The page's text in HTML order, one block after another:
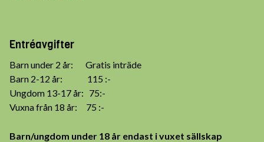
Entréavgifter
Barn under 2 år: Gratis inträde
Barn 2-12 år: 115 :-
Ungdom 13-17 år: 75:-
Vuxna från 18 år: 75 :-
Barn/ungdom under 18 år endast i vuxet sällskap